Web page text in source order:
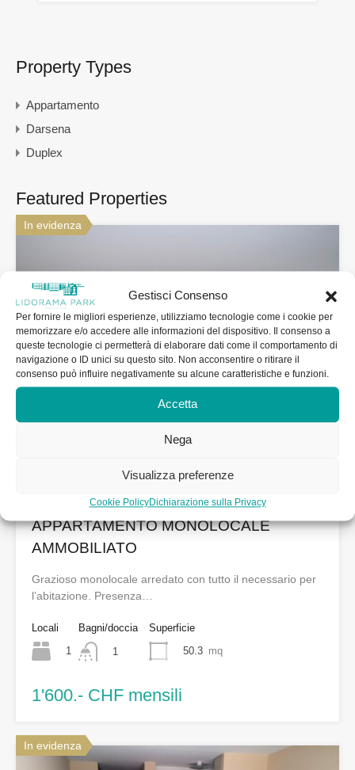
Gestisci Consenso
Per fornire le migliori esperienze, utilizziamo tecnologie come i cookie per
memorizzare e/o accedere alle informazioni del dispositivo. Il consenso a
queste tecnologie ci permetterà di elaborare dati come il comportamento di
navigazione o ID unici su questo sito. Non acconsentire o ritirare il
consenso può influire negativamente su alcune caratteristiche e funzioni.
Accetta
Nega
Visualizza preferenze
Cookie PolicyDichiarazione sulla Privacy
Property Types
Appartamento
Darsena
Duplex
Featured Properties
In evidenza
APPARTAMENTO MONOLOCALE
AMMOBILIATO
Grazioso monolocale arredato con tutto il necessario per
l’abitazione. Presenza…
Locali
1
Bagni/doccia
1
Superficie
50.3 mq
1'600.- CHF mensili
In evidenza